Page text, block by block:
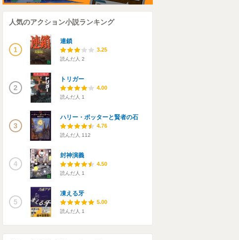
人気のアクション小説ランキング
1
連鎖
3.25
読んだ人 2
2
トリガー
4.00
読んだ人 1
3
ハリー・ポッターと賢者の石
4.76
読んだ人 112
4
封神演義
4.50
読んだ人 1
5
凍える牙
5.00
読んだ人 1